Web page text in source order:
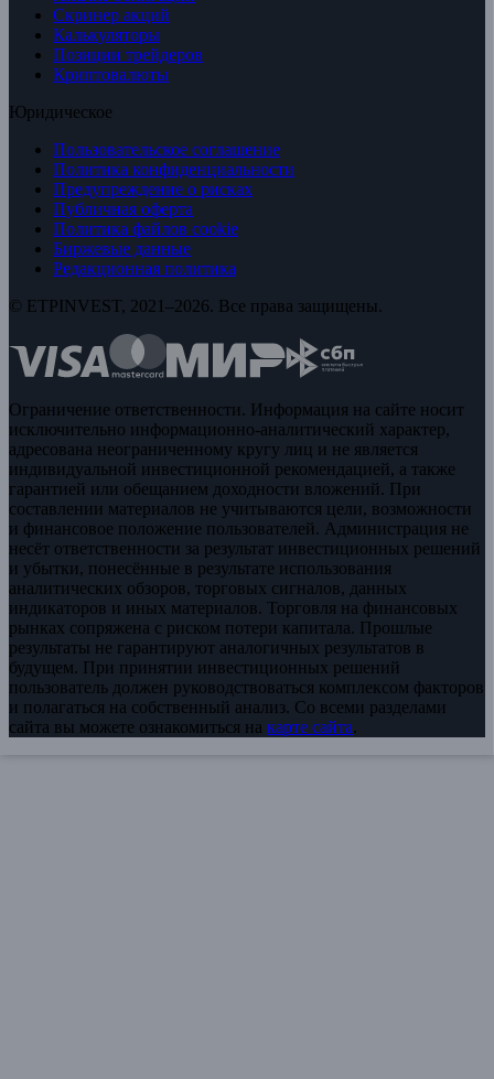
Скринер акций
Калькуляторы
Позиции трейдеров
Криптовалюты
Юридическое
Пользовательское соглашение
Политика конфиденциальности
Предупреждение о рисках
Публичная оферта
Политика файлов cookie
Биржевые данные
Редакционная политика
© ETPINVEST, 2021–2026. Все права защищены.
Ограничение ответственности. Информация на сайте носит
исключительно информационно-аналитический характер,
адресована неограниченному кругу лиц и не является
индивидуальной инвестиционной рекомендацией, а также
гарантией или обещанием доходности вложений. При
составлении материалов не учитываются цели, возможности
и финансовое положение пользователей. Администрация не
несёт ответственности за результат инвестиционных решений
и убытки, понесённые в результате использования
аналитических обзоров, торговых сигналов, данных
индикаторов и иных материалов. Торговля на финансовых
рынках сопряжена с риском потери капитала. Прошлые
результаты не гарантируют аналогичных результатов в
будущем. При принятии инвестиционных решений
пользователь должен руководствоваться комплексом факторов
и полагаться на собственный анализ. Со всеми разделами
сайта вы можете ознакомиться на карте сайта.